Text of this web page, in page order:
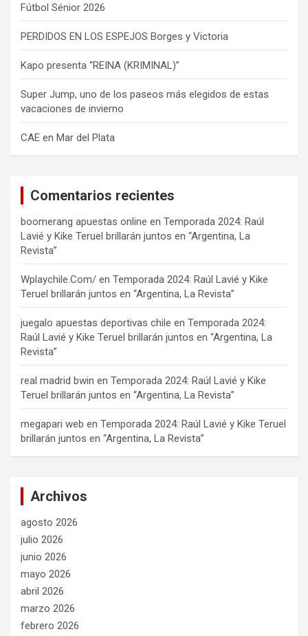
Fútbol Sénior 2026
PERDIDOS EN LOS ESPEJOS Borges y Victoria
Kapo presenta “REINA (KRIMINAL)”
Super Jump, uno de los paseos más elegidos de estas
vacaciones de invierno
CAE en Mar del Plata
Comentarios recientes
boomerang apuestas online en Temporada 2024: Raúl
Lavié y Kike Teruel brillarán juntos en “Argentina, La
Revista”
Wplaychile.Com/ en Temporada 2024: Raúl Lavié y Kike
Teruel brillarán juntos en “Argentina, La Revista”
juegalo apuestas deportivas chile en Temporada 2024:
Raúl Lavié y Kike Teruel brillarán juntos en “Argentina, La
Revista”
real madrid bwin en Temporada 2024: Raúl Lavié y Kike
Teruel brillarán juntos en “Argentina, La Revista”
megapari web en Temporada 2024: Raúl Lavié y Kike Teruel
brillarán juntos en “Argentina, La Revista”
Archivos
agosto 2026
julio 2026
junio 2026
mayo 2026
abril 2026
marzo 2026
febrero 2026